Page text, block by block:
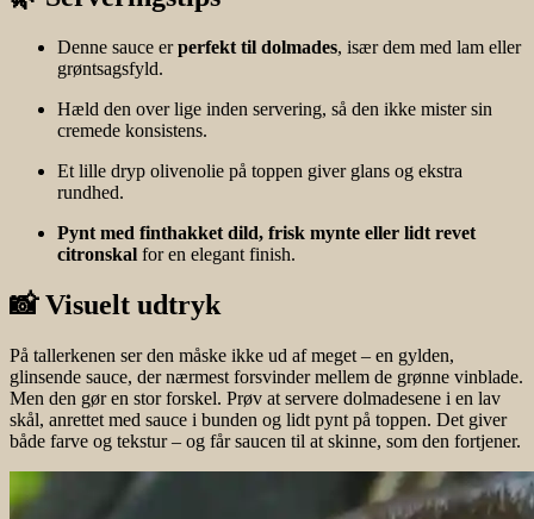
Denne sauce erperfekt til dolmades, især dem med lam eller
grøntsagsfyld.
Hæld den over lige inden servering, så den ikke mister sin
cremede konsistens.
Et lille dryp olivenolie på toppen giver glans og ekstra
rundhed.
Pynt med finthakket dild, frisk mynte eller lidt revet
citronskal for en elegant finish.
📸 Visuelt udtryk
På tallerkenen ser den måske ikke ud af meget – en gylden,
glinsende sauce, der nærmest forsvinder mellem de grønne vinblade.
Men den gør en stor forskel. Prøv at servere dolmadesene i en lav
skål, anrettet med sauce i bunden og lidt pynt på toppen. Det giver
både farve og tekstur – og får saucen til at skinne, som den fortjener.